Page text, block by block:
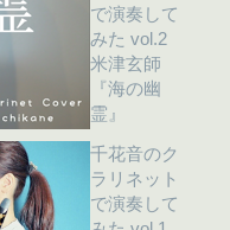
で演奏して
みた vol.2
米津玄師
『海の幽
霊』
千花音のク
ラリネット
で演奏して